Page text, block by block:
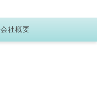
会社概要